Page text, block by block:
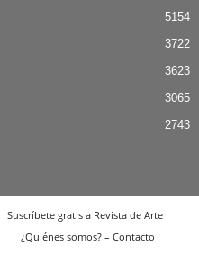
5154
3722
3623
3065
2743
Suscríbete gratis a Revista de Arte
¿Quiénes somos? – Contacto